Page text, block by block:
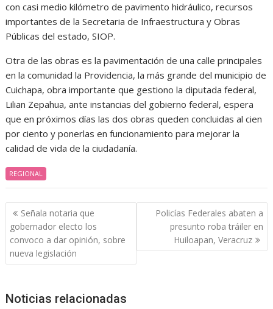
con casi medio kilómetro de pavimento hidráulico, recursos
importantes de la Secretaria de Infraestructura y Obras
Públicas del estado, SIOP.
Otra de las obras es la pavimentación de una calle principales
en la comunidad la Providencia, la más grande del municipio de
Cuichapa, obra importante que gestiono la diputada federal,
Lilian Zepahua, ante instancias del gobierno federal, espera
que en próximos días las dos obras queden concluidas al cien
por ciento y ponerlas en funcionamiento para mejorar la
calidad de vida de la ciudadanía.
REGIONAL
Navegación
de
entradas
Señala notaria que
gobernador electo los
convoco a dar opinión, sobre
nueva legislación
Policías Federales abaten a
presunto roba tráiler en
Huiloapan, Veracruz
Noticias relacionadas